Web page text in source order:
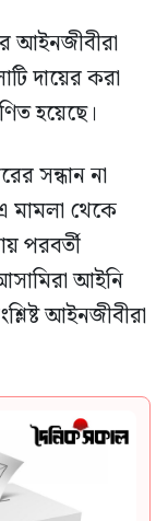
আইনজীবীরা
দায়ের করা
হয়েছে।
সন্ধান না
মামলা থেকে
পরবর্তী
আইনি
আইনজীবীরা